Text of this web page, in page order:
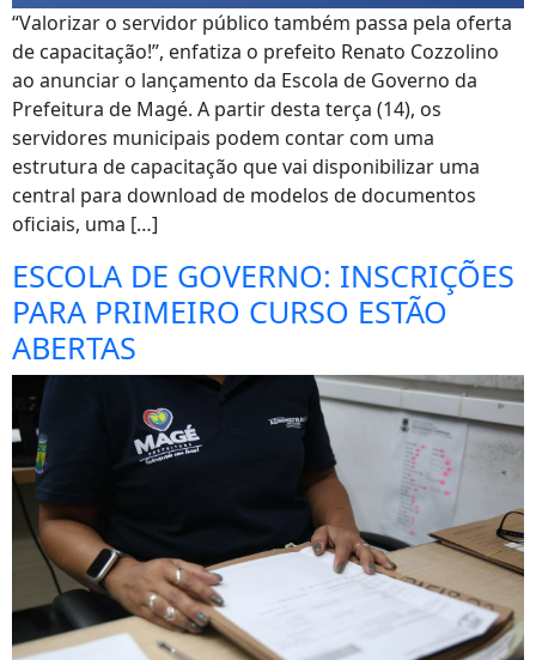
“Valorizar o servidor público também passa pela oferta
de capacitação!”, enfatiza o prefeito Renato Cozzolino
ao anunciar o lançamento da Escola de Governo da
Prefeitura de Magé. A partir desta terça (14), os
servidores municipais podem contar com uma
estrutura de capacitação que vai disponibilizar uma
central para download de modelos de documentos
oficiais, uma […]
ESCOLA DE GOVERNO: INSCRIÇÕES
PARA PRIMEIRO CURSO ESTÃO
ABERTAS